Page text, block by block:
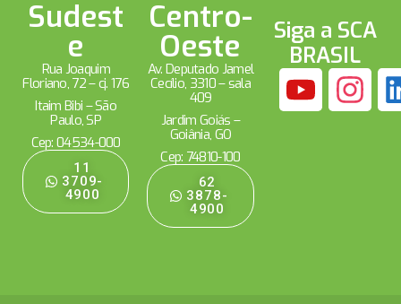
Sudest
e
Rua Joaquim
Floriano, 72 – cj. 176
Itaim Bibi – São
Paulo, SP
Cep: 04534-000
11
3709-
4900
Centro-
Oeste
Av. Deputado Jamel
Cecílio, 3310 – sala
409
Jardim Goiás –
Goiânia, GO
Cep: 74810-100
62
3878-
4900
Siga a SCA
BRASIL